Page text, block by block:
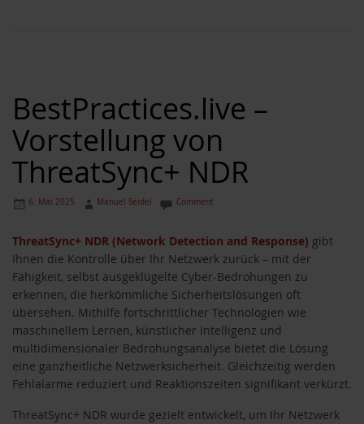
BestPractices.live –
Vorstellung von
ThreatSync+ NDR
6. Mai 2025 Manuel Seidel Comment
ThreatSync+ NDR (Network Detection and Response) gibt
Ihnen die Kontrolle über Ihr Netzwerk zurück – mit der
Fähigkeit, selbst ausgeklügelte Cyber-Bedrohungen zu
erkennen, die herkömmliche Sicherheitslösungen oft
übersehen. Mithilfe fortschrittlicher Technologien wie
maschinellem Lernen, künstlicher Intelligenz und
multidimensionaler Bedrohungsanalyse bietet die Lösung
eine ganzheitliche Netzwerksicherheit. Gleichzeitig werden
Fehlalarme reduziert und Reaktionszeiten signifikant verkürzt.
ThreatSync+ NDR wurde gezielt entwickelt, um Ihr Netzwerk